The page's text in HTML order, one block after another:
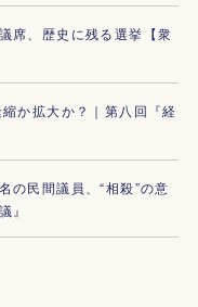
席、歴史に残る選挙【衆
か拡大か？｜第八回『経
の民間議員、“相殺”の意
』